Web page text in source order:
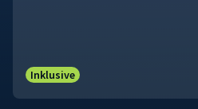
Inklusive